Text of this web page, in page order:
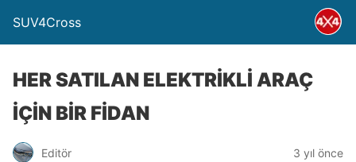
SUV4Cross
HER SATILAN ELEKTRİKLİ ARAÇ
İÇİN BİR FİDAN
Editör 3 yıl önce